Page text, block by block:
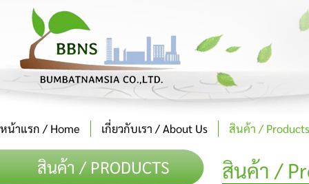
หน้าแรก / Home เกี่ยวกับเรา / About Us สินค้า / Products
สินค้า / PRODUCTS สินค้า /